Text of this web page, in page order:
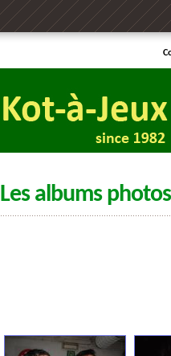
Les albums photos